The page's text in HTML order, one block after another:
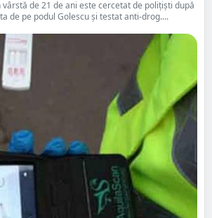
de 21 de ani este cercetat de polițiști după
de pe podul Golescu și testat anti-drog....